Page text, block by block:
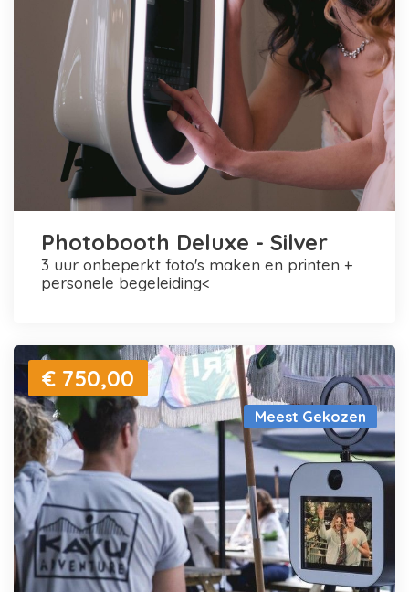
Photobooth Deluxe - Silver
3 uur onbeperkt foto's maken en printen +
personele begeleiding<
Meest Gekozen
€ 750,00